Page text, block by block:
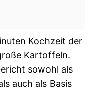
Kochzeit der
Kartoffeln.
sowohl als
auch als Basis